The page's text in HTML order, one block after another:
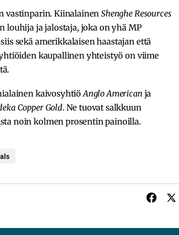
vastinparin. KiinalainenShenghe Resources
ja jalostaja, joka on yhä MP
sekä amerikkalaisen haastajan että
kaupallinen yhteistyö on viime
kaivosyhtiöAnglo American ja
Copper Gold. Ne tuovat salkkuun
noin kolmen prosentin painoilla.